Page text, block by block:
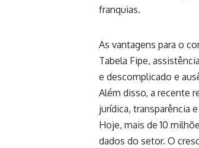
franquias.
As vantagens para o
Tabela Fipe,
e descomplicado e
Além disso, a recente
jurídica, transparência
Hoje, mais de 10
dados do setor. O